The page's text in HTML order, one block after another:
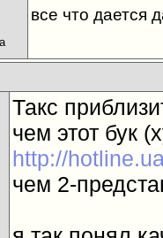
все что дается
Такс
чем этот бук
http://
чем 2-